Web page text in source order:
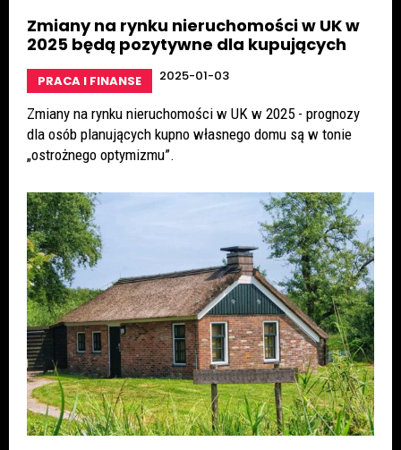
Zmiany na rynku nieruchomości w UK w
2025 będą pozytywne dla kupujących
PRACA I FINANSE 2025-01-03
Zmiany na rynku nieruchomości w UK w 2025 - prognozy
dla osób planujących kupno własnego domu są w tonie
„ostrożnego optymizmu”.